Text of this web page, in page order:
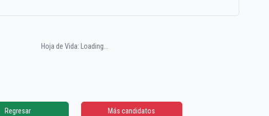
Hoja de Vida: Loading...
Regresar Más candidatos